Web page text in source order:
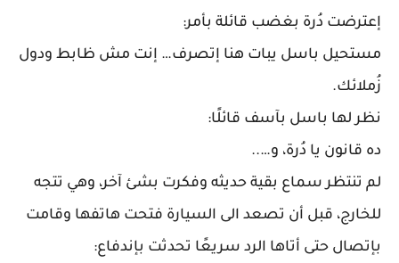
إعترضت دُرة بغضب قائلة بأمر:
مستحيل باسل يبات هنا إتصرف… إنت مش ظابط ودول
زُملائك.
نظر لها باسل بآسف قائلًا:
ده قانون يا دُرة، و…..
لم تنتظر سماع بقية حديثه وفكرت بشئ آخر، وهي تتجه
للخارج، قبل أن تصعد الى السيارة فتحت هاتفها وقامت
بإتصال حتى أتاها الرد سريعًا تحدثت بإندفاع: